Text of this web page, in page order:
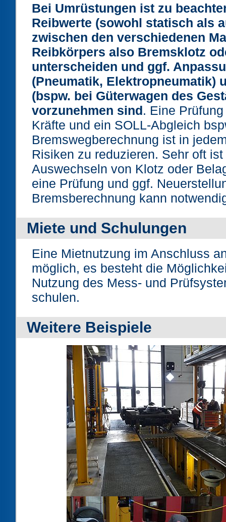
Bei Umrüstungen ist zu
Reibwerte (sowohl statisch als
zwischen den verschiedenen
Reibkörpers also Bremsklotz
unterscheiden und ggf.
(Pneumatik, Elektropneumatik)
(bspw. bei Güterwagen des
vorzunehmen sind. Eine
Kräfte und ein SOLL-Abgleich
Bremswegberechnung ist in
Risiken zu reduzieren. Sehr oft
Auswechseln von Klotz oder
eine Prüfung und ggf.
Bremsberechnung kann
Miete und Schulungen
Eine Mietnutzung im Anschluss
möglich, es besteht die
Nutzung des Mess- und
schulen.
Weitere Beispiele